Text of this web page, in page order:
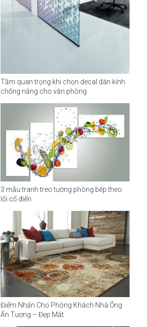
Tầm quan trọng khi chọn decal dán kính
chống nắng cho văn phòng
3 mẫu tranh treo tường phòng bếp theo
lối cổ điển
Điểm Nhấn Cho Phòng Khách Nhà Ống
Ấn Tượng – Đẹp Mắt